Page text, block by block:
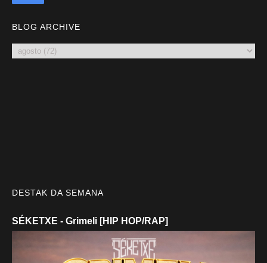
BLOG ARCHIVE
DESTAK DA SEMANA
SÉKETXE - Grimeli [HIP HOP/RAP]